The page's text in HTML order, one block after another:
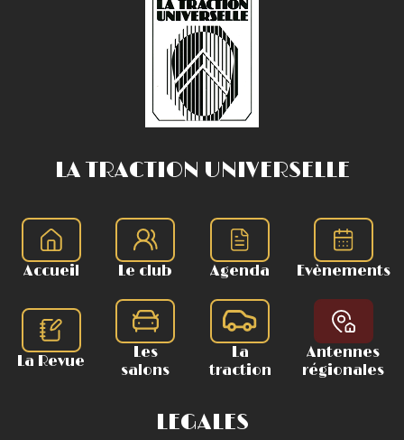
LA TRACTION UNIVERSELLE
Accueil Le club Agenda Evènements
La Revue
Les
salons
La
traction
Antennes
régionales
LEGALES